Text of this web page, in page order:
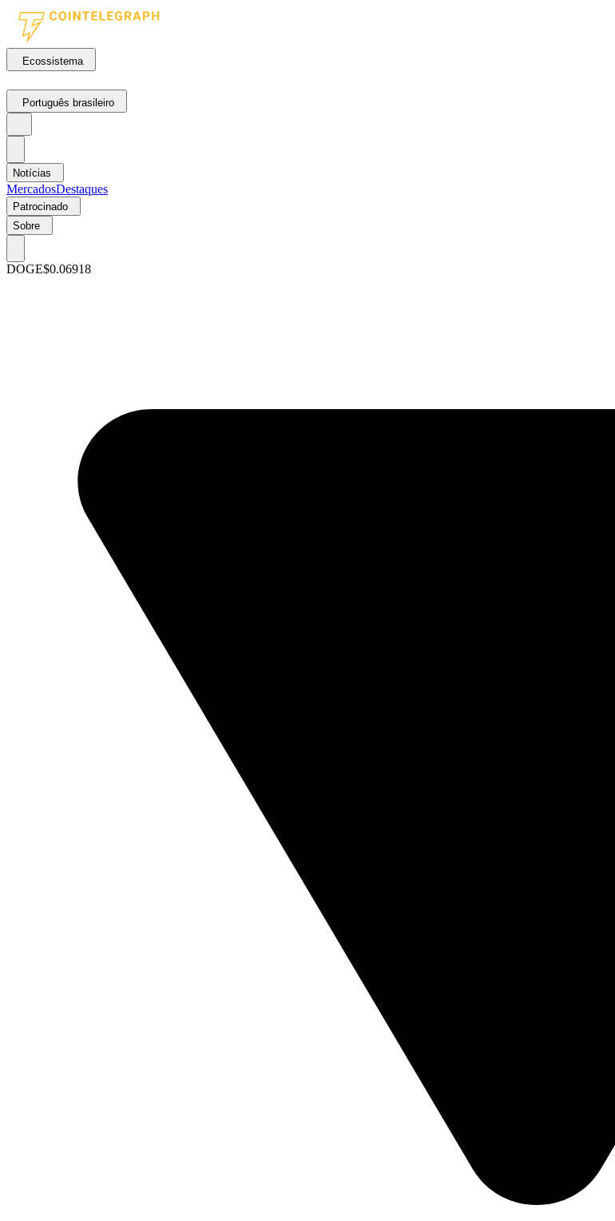
Ecossistema
Português brasileiro
Notícias
MercadosDestaques
Patrocinado
Sobre
DOGE$0.06918